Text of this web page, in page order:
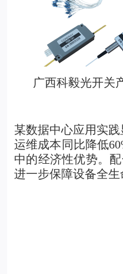
广西科毅光开关
某数据中心应用实
运维成本同比降低
中的经济性优势。
进一步保障设备全生